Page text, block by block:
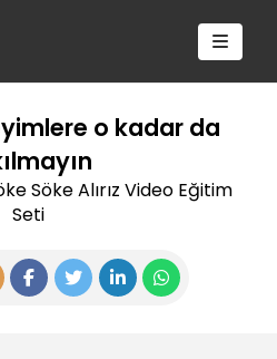
o kadar da
Söke Alırız Video Eğitim
Seti